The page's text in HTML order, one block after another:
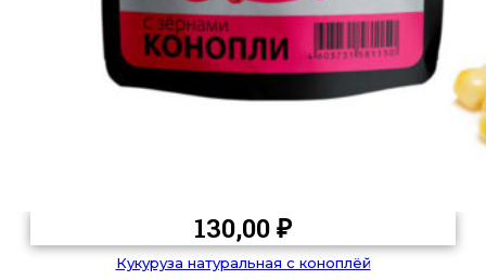
130,00₽
Кукуруза натуральная с коноплёй